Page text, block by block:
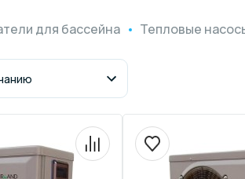
покрытия
для бассейна Тепловые